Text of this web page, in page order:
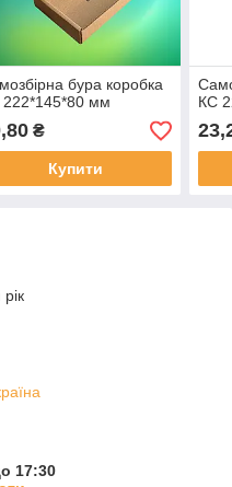
бура коробка
мм
₴
Купити
КС
17:30